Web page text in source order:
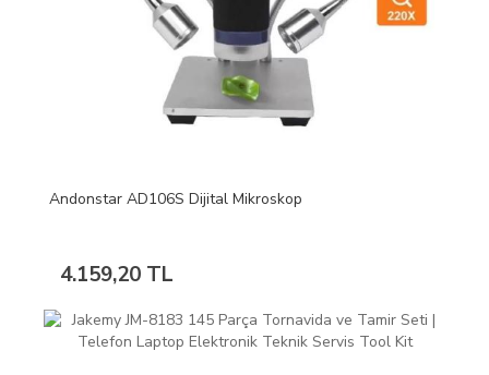
Andonstar AD106S Dijital Mikroskop
4.159,20 TL